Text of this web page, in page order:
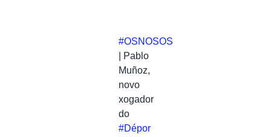
#OSNOSOS
| Pablo
Muñoz,
novo
xogador
do
#Dépor